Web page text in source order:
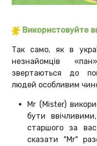
Використовуйте
Так само, як в
незнайомців
звертаються до
людей особливим
Mr (Mister)
бути
старшого за
сказати "Mr"